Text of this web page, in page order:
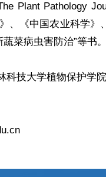
Plant Pathology
、《中国农业科学
菜病虫害防治”等书。
技大学植物保护学院